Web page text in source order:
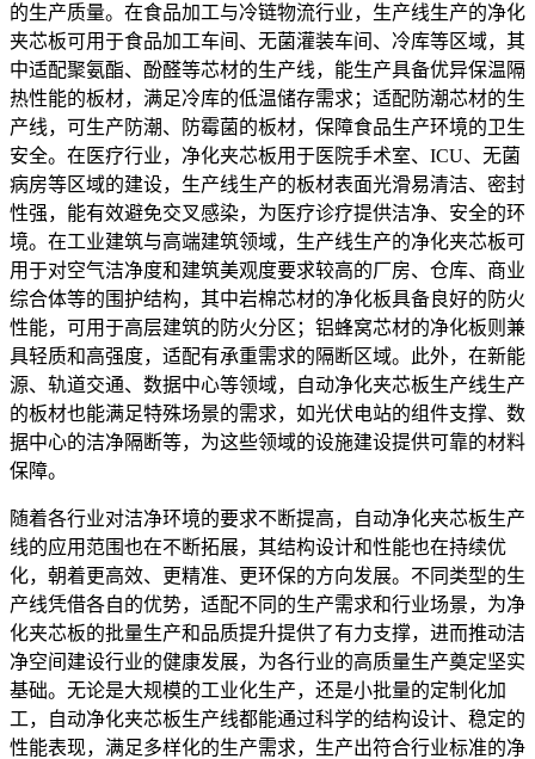
的生产质量。在食品加工与冷链物流行业，生产线生产的净化
夹芯板可用于食品加工车间、无菌灌装车间、冷库等区域，其
中适配聚氨酯、酚醛等芯材的生产线，能生产具备优异保温隔
热性能的板材，满足冷库的低温储存需求；适配防潮芯材的生
产线，可生产防潮、防霉菌的板材，保障食品生产环境的卫生
安全。在医疗行业，净化夹芯板用于医院手术室、ICU、无菌
病房等区域的建设，生产线生产的板材表面光滑易清洁、密封
性强，能有效避免交叉感染，为医疗诊疗提供洁净、安全的环
境。在工业建筑与高端建筑领域，生产线生产的净化夹芯板可
用于对空气洁净度和建筑美观度要求较高的厂房、仓库、商业
综合体等的围护结构，其中岩棉芯材的净化板具备良好的防火
性能，可用于高层建筑的防火分区；铝蜂窝芯材的净化板则兼
具轻质和高强度，适配有承重需求的隔断区域。此外，在新能
源、轨道交通、数据中心等领域，自动净化夹芯板生产线生产
的板材也能满足特殊场景的需求，如光伏电站的组件支撑、数
据中心的洁净隔断等，为这些领域的设施建设提供可靠的材料
保障。
随着各行业对洁净环境的要求不断提高，自动净化夹芯板生产
线的应用范围也在不断拓展，其结构设计和性能也在持续优
化，朝着更高效、更精准、更环保的方向发展。不同类型的生
产线凭借各自的优势，适配不同的生产需求和行业场景，为净
化夹芯板的批量生产和品质提升提供了有力支撑，进而推动洁
净空间建设行业的健康发展，为各行业的高质量生产奠定坚实
基础。无论是大规模的工业化生产，还是小批量的定制化加
工，自动净化夹芯板生产线都能通过科学的结构设计、稳定的
性能表现，满足多样化的生产需求，生产出符合行业标准的净